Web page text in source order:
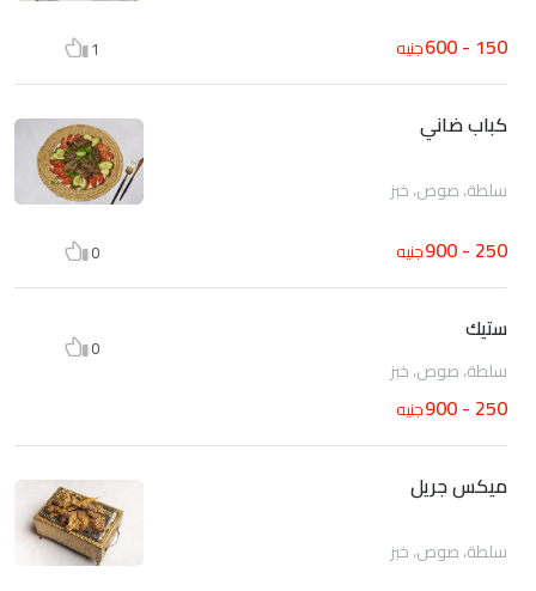
150 - 600 جنيه 1
كباب ضاني
سلطة، صوص، خبز
250 - 900 جنيه 0
ستيك
سلطة، صوص، خبز
250 - 900 جنيه
0
ميكس جريل
سلطة، صوص، خبز